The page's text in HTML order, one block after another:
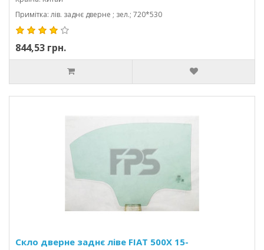
Примітка: лів. заднє дверне ; зел.; 720*530
844,53 грн.
Скло дверне заднє ліве FIAT 500X 15-